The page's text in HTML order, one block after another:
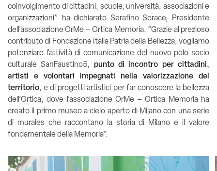
coinvolgimento di cittadini, scuole, università, associazioni e
organizzazioni” ha dichiarato Serafino Sorace, Presidente
dell’associazione OrMe – Ortica Memoria. “Grazie al prezioso
contributo di Fondazione Italia Patria della Bellezza, vogliamo
potenziare l’attività di comunicazione del nuovo polo socio
culturale SanFaustino5, punto di incontro per cittadini,
artisti e volontari impegnati nella valorizzazione del
territorio, e di progetti artistici per far conoscere la bellezza
dell’Ortica, dove l’associazione OrMe – Ortica Memoria ha
creato il primo museo a cielo aperto di Milano con una serie
di murales che raccontano la storia di Milano e il valore
fondamentale della Memoria”.